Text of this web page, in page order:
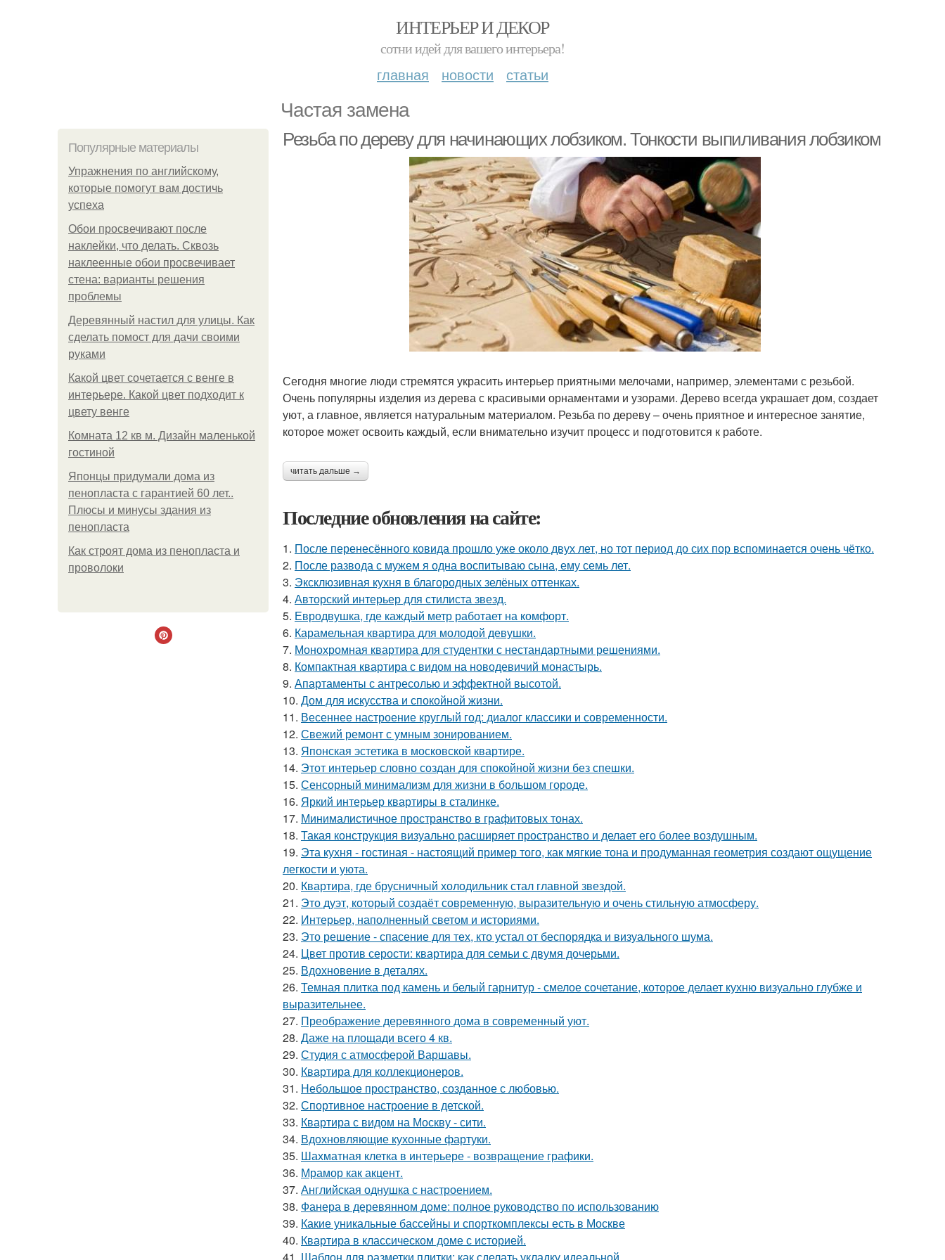
ИНТЕРЬЕР И ДЕКОР
сотни идей для вашего интерьера!
главная новости статьи
Частая замена
Популярные материалы
Упражнения по английскому,
которые помогут вам достичь
успеха
Обои просвечивают после
наклейки, что делать. Сквозь
наклеенные обои просвечивает
стена: варианты решения
проблемы
Деревянный настил для улицы. Как
сделать помост для дачи своими
руками
Какой цвет сочетается с венге в
интерьере. Какой цвет подходит к
цвету венге
Комната 12 кв м. Дизайн маленькой
гостиной
Японцы придумали дома из
пенопласта с гарантией 60 лет..
Плюсы и минусы здания из
пенопласта
Как строят дома из пенопласта и
проволоки
Резьба по дереву для начинающих лобзиком. Тонкости выпиливания лобзиком
Сегодня многие люди стремятся украсить интерьер приятными мелочами, например, элементами с резьбой.
Очень популярны изделия из дерева с красивыми орнаментами и узорами. Дерево всегда украшает дом, создает
уют, а главное, является натуральным материалом. Резьба по дереву – очень приятное и интересное занятие,
которое может освоить каждый, если внимательно изучит процесс и подготовится к работе.
читать дальше →
Последние обновления на сайте:
1. После перенесённого ковида прошло уже около двух лет, но тот период до сих пор вспоминается очень чётко.
2. После развода с мужем я одна воспитываю сына, ему семь лет.
3. Эксклюзивная кухня в благородных зелёных оттенках.
4. Авторский интерьер для стилиста звезд.
5. Евродвушка, где каждый метр работает на комфорт.
6. Карамельная квартира для молодой девушки.
7. Монохромная квартира для студентки с нестандартными решениями.
8. Компактная квартира с видом на новодевичий монастырь.
9. Апартаменты с антресолью и эффектной высотой.
10. Дом для искусства и спокойной жизни.
11. Весеннее настроение круглый год: диалог классики и современности.
12. Свежий ремонт с умным зонированием.
13. Японская эстетика в московской квартире.
14. Этот интерьер словно создан для спокойной жизни без спешки.
15. Сенсорный минимализм для жизни в большом городе.
16. Яркий интерьер квартиры в сталинке.
17. Минималистичное пространство в графитовых тонах.
18. Такая конструкция визуально расширяет пространство и делает его более воздушным.
19. Эта кухня - гостиная - настоящий пример того, как мягкие тона и продуманная геометрия создают ощущение
легкости и уюта.
20. Квартира, где брусничный холодильник стал главной звездой.
21. Это дуэт, который создаёт современную, выразительную и очень стильную атмосферу.
22. Интерьер, наполненный светом и историями.
23. Это решение - спасение для тех, кто устал от беспорядка и визуального шума.
24. Цвет против серости: квартира для семьи с двумя дочерьми.
25. Вдохновение в деталях.
26. Темная плитка под камень и белый гарнитур - смелое сочетание, которое делает кухню визуально глубже и
выразительнее.
27. Преображение деревянного дома в современный уют.
28. Даже на площади всего 4 кв.
29. Студия с атмосферой Варшавы.
30. Квартира для коллекционеров.
31. Небольшое пространство, созданное с любовью.
32. Спортивное настроение в детской.
33. Квартира с видом на Москву - сити.
34. Вдохновляющие кухонные фартуки.
35. Шахматная клетка в интерьере - возвращение графики.
36. Мрамор как акцент.
37. Английская однушка с настроением.
38. Фанера в деревянном доме: полное руководство по использованию
39. Какие уникальные бассейны и спорткомплексы есть в Москве
40. Квартира в классическом доме с историей.